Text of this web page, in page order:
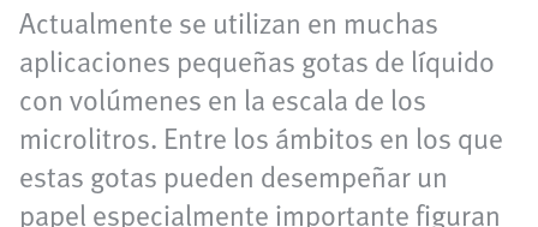
Actualmente se utilizan en muchas
aplicaciones pequeñas gotas de líquido
con volúmenes en la escala de los
microlitros. Entre los ámbitos en los que
estas gotas pueden desempeñar un
papel especialmente importante figuran